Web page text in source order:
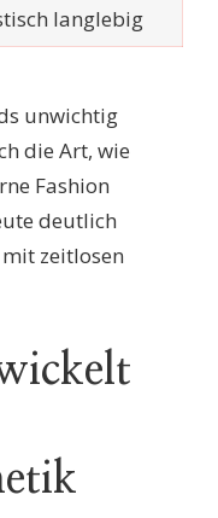
langlebig
unwichtig
die Art, wie
Fashion
deutlich
zeitlosen